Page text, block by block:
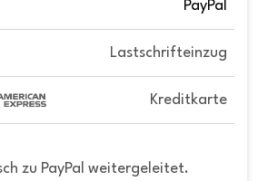
PayPal
Lastschrifteinzug
Kreditkarte
zu PayPal weitergeleitet.